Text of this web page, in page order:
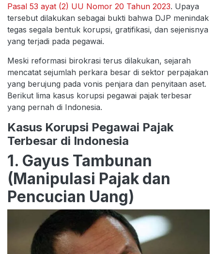
Pasal 53 ayat (2) UU Nomor 20 Tahun 2023. Upaya
tersebut dilakukan sebagai bukti bahwa DJP menindak
tegas segala bentuk korupsi, gratifikasi, dan sejenisnya
yang terjadi pada pegawai.
Meski reformasi birokrasi terus dilakukan, sejarah
mencatat sejumlah perkara besar di sektor perpajakan
yang berujung pada vonis penjara dan penyitaan aset.
Berikut lima kasus korupsi pegawai pajak terbesar
yang pernah di Indonesia.
Kasus Korupsi Pegawai Pajak
Terbesar di Indonesia
1. Gayus Tambunan
(Manipulasi Pajak dan
Pencucian Uang)